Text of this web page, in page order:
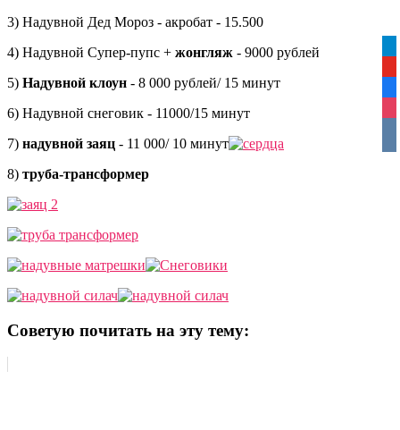
3) Надувной Дед Мороз - акробат - 15.500
4) Надувной Супер-пупс + жонгляж - 9000 рублей
5) Надувной клоун - 8 000 рублей/ 15 минут
6) Надувной снеговик - 11000/15 минут
7) надувной заяц - 11 000/ 10 минут
8) труба-трансформер
Советую почитать на эту тему: